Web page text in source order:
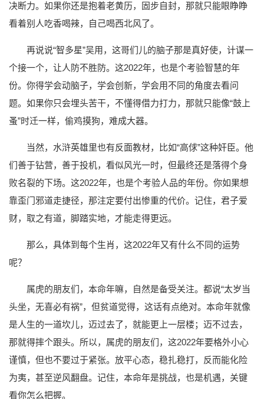
决断力。如果你还是抱着老黄历，固步自封，那就只能眼睁睁
看着别人吃香喝辣，自己喝西北风了。
再说说“智多星”吴用，这哥们儿的脑子那是真好使，计谋一
个接一个，让人防不胜防。这2022年，也是个考验智慧的年
份。你得学会动脑子，学会创新，学会用不同的角度去看问
题。如果你只会埋头苦干，不懂得借力打力，那就只能像“鼓上
蚤”时迁一样，偷鸡摸狗，难成大器。
当然，水浒英雄里也有反面教材，比如“高俅”这种奸臣。他
们善于钻营，善于投机，看似风光一时，但最终还是落得个身
败名裂的下场。这2022年，也是个考验人品的年份。你如果想
靠歪门邪道走捷径，那注定要付出惨重的代价。记住，君子爱
财，取之有道，脚踏实地，才能走得更远。
那么，具体到每个生肖，这2022年又有什么不同的运势
呢？
属虎的朋友们，本命年嘛，自然是备受关注。都说“太岁当
头坐，无喜必有祸”，但贫道觉得，这话有点绝对。本命年就像
是人生的一道坎儿，迈过去了，就能更上一层楼；迈不过去，
那就得摔个跟头。所以，属虎的朋友们，这2022年要格外小心
谨慎，但也不要过于紧张。放平心态，稳扎稳打，反而能化险
为夷，甚至逆风翻盘。记住，本命年是挑战，也是机遇，关键
看你怎么把握。